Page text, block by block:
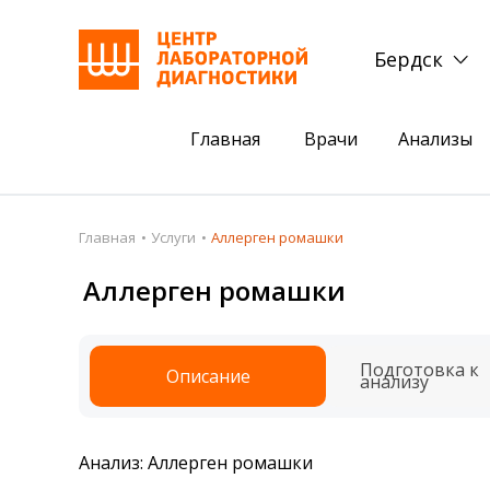
Бердск
Главная Врачи Анализы
Пациентам
Акции
Подготовка к анализам
Получить результаты
Налоговый вычет
Акции
Комплексный
Сдать клеща на
Главная Услуги Аллерген ромашки
Аллерген ромашки
Описание Подготовка к
анализу
Анализ: Аллерген ромашки